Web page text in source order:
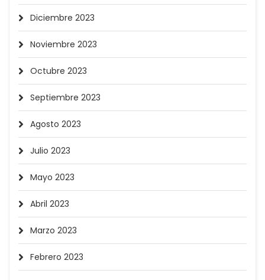
Diciembre 2023
Noviembre 2023
Octubre 2023
Septiembre 2023
Agosto 2023
Julio 2023
Mayo 2023
Abril 2023
Marzo 2023
Febrero 2023